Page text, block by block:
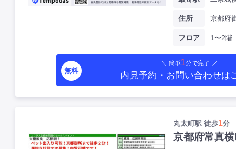
住所 京都府
フロア 1〜2階
無料
＼ 簡単1分で完了 ／
内見予約・お問い合わせは
丸太町駅 徒歩1分
京都府常真